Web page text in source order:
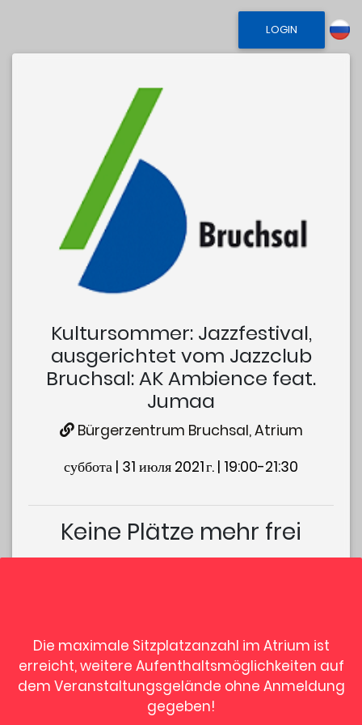
LOGIN
Kultursommer: Jazzfestival,
ausgerichtet vom Jazzclub
Bruchsal: AK Ambience feat.
Jumaa
Bürgerzentrum Bruchsal, Atrium
суббота | 31 июля 2021 г. | 19:00-21:30
Keine Plätze mehr frei
Die maximale Sitzplatzanzahl im Atrium ist
erreicht, weitere Aufenthaltsmöglichkeiten auf
dem Veranstaltungsgelände ohne Anmeldung
gegeben!
Datenschutzhinweis
Powered by Open-Event-Manager